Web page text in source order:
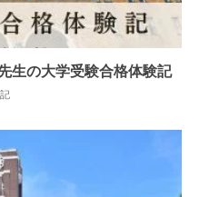
生の大学受験合格体験記